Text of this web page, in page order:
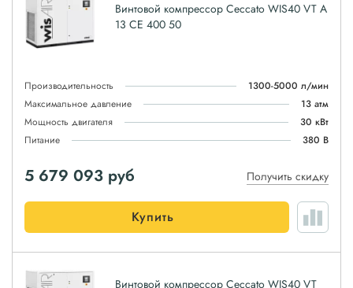
Винтовой компрессор Ceccato WIS40 VT A
13 CE 400 50
Производительность
1300-5000 л/мин
Максимальное давление
13 атм
Мощность двигателя
30 кВт
Питание
380 В
5 679 093 руб Получить скидку
Купить
Винтовой компрессор Ceccato WIS40 VT